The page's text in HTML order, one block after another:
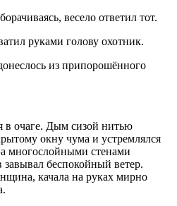
весело ответил тот.
руками голову охотник.
из припорошённого
в очаге. Дым сизой нитью
окну чума и устремлялся
многослойными стенами
беспокойный ветер.
качала на руках мирно